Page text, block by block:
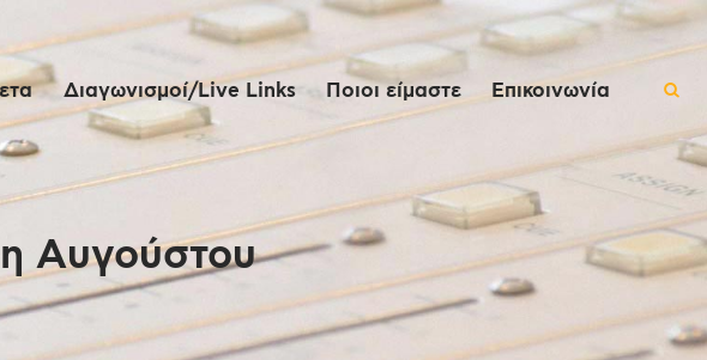
Διαγωνισμοί/Live Links Ποιοι είμαστε Επικοινωνία
Αυγούστου